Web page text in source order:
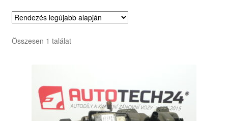
Összesen 1 találat